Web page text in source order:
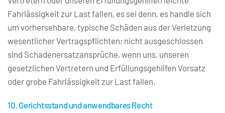
Fahrlässigkeit zur Last fallen, es sei denn, es handle sich
um vorhersehbare, typische Schäden aus der Verletzung
wesentlicher Vertragspflichten; nicht ausgeschlossen
sind Schadenersatzansprüche, wenn uns, unseren
gesetzlichen Vertretern und Erfüllungsgehilfen Vorsatz
oder grobe Fahrlässigkeit zur Last fallen.
10. Gerichtsstand und anwendbares Recht